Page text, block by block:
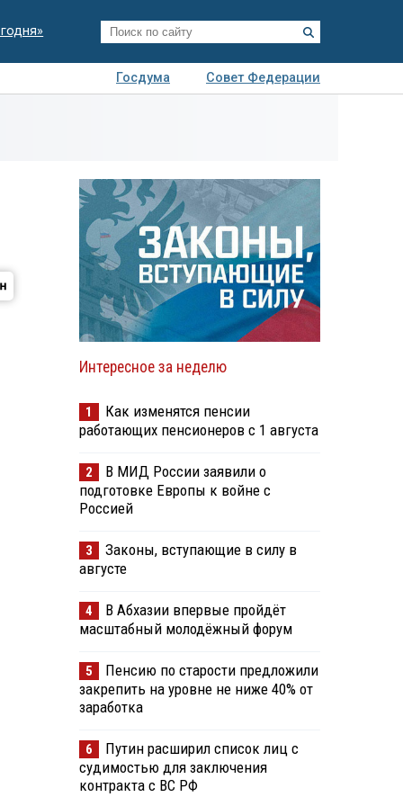
Госдума
Совет Федерации
Интересное за неделю
1
Как изменятся пенсии
работающих пенсионеров с 1 августа
2
В МИД России заявили о
подготовке Европы к войне с
Россией
3
Законы, вступающие в силу в
августе
4
В Абхазии впервые пройдёт
масштабный молодёжный форум
5
Пенсию по старости предложили
закрепить на уровне не ниже 40% от
заработка
6
Путин расширил список лиц с
судимостью для заключения
контракта с ВС РФ